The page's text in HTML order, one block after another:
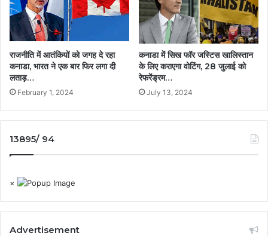
राजनीति में आतंकियों को जगह दे रहा
कनाडा, भारत ने एक बार फिर लगा दी
लताड़…
February 1, 2024
कनाडा में सिख फॉर जस्टिस खालिस्तान
के लिए कराएगा वोटिंग, 28 जुलाई को
रेफरेंड्रम…
July 13, 2024
13895/ 94
×
Advertisement